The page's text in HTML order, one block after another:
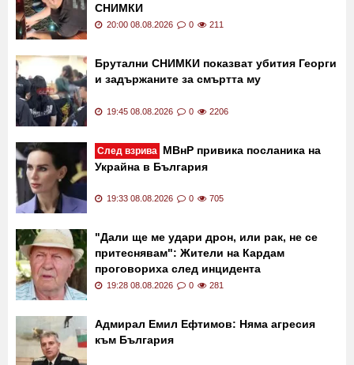
СНИМКИ
20:00 08.08.2026 0 211
Брутални СНИМКИ показват убития Георги
и задържаните за смъртта му
19:45 08.08.2026 0 2206
След взрива
МВнР привика посланика на
Украйна в България
19:33 08.08.2026 0 705
"Дали ще ме удари дрон, или рак, не се
притеснявам": Жители на Кардам
проговориха след инцидента
19:28 08.08.2026 0 281
Адмирал Емил Ефтимов: Няма агресия
към България